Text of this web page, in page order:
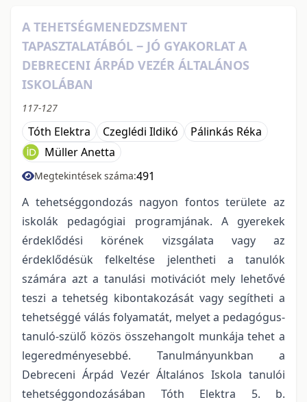
A TEHETSÉGMENEDZSMENT
TAPASZTALATÁBÓL ‒ JÓ GYAKORLAT A
DEBRECENI ÁRPÁD VEZÉR ÁLTALÁNOS
ISKOLÁBAN
117-127
Tóth Elektra Czeglédi Ildikó
Pálinkás Réka
Müller Anetta
Megtekintések száma:491
A tehetséggondozás nagyon fontos területe az
iskolák pedagógiai programjának. A gyerekek
érdeklődési körének vizsgálata vagy az
érdeklődésük felkeltése jelentheti a tanulók
számára azt a tanulási motivációt mely lehetővé
teszi a tehetség kibontakozását vagy segítheti a
tehetséggé válás folyamatát, melyet a pedagógus-
tanuló-szülő közös összehangolt munkája tehet a
legeredményesebbé. Tanulmányunkban a
Debreceni Árpád Vezér Általános Iskola tanulói
tehetséggondozásában Tóth Elektra 5. b.